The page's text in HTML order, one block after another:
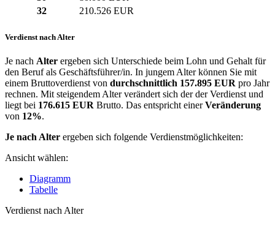
32
210.526 EUR
Verdienst nach Alter
Je nach Alter ergeben sich Unterschiede beim Lohn und Gehalt für
den Beruf als Geschäftsführer/in. In jungem Alter können Sie mit
einem Bruttoverdienst von durchschnittlich 157.895 EUR pro Jahr
rechnen. Mit steigendem Alter verändert sich der der Verdienst und
liegt bei 176.615 EUR Brutto. Das entspricht einerVeränderung
von 12%.
Je nach Alter ergeben sich folgende Verdienstmöglichkeiten:
Ansicht wählen:
Diagramm
Tabelle
Verdienst nach Alter